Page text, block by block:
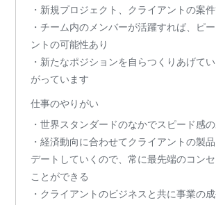
・新規プロジェクト、クライアントの案
・チーム内のメンバーが活躍すれば、ピ
ントの可能性あり
・新たなポジションを自らつくりあげて
がっています
仕事のやりがい
・世界スタンダードのなかでスピード感
・経済動向に合わせてクライアントの製
デートしていくので、常に最先端のコン
ことができる
・クライアントのビジネスと共に事業の